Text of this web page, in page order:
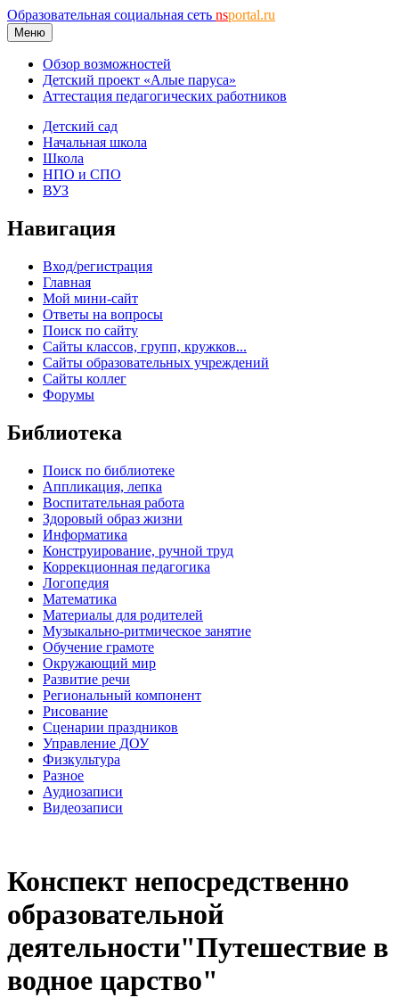
Образовательная социальная сеть nsportal.ru
Меню
Обзор возможностей
Детский проект «Алые паруса»
Аттестация педагогических работников
Детский сад
Начальная школа
Школа
НПО и СПО
ВУЗ
Навигация
Вход/регистрация
Главная
Мой мини-сайт
Ответы на вопросы
Поиск по сайту
Сайты классов, групп, кружков...
Сайты образовательных учреждений
Сайты коллег
Форумы
Библиотека
Поиск по библиотеке
Аппликация, лепка
Воспитательная работа
Здоровый образ жизни
Информатика
Конструирование, ручной труд
Коррекционная педагогика
Логопедия
Математика
Материалы для родителей
Музыкально-ритмическое занятие
Обучение грамоте
Окружающий мир
Развитие речи
Региональный компонент
Рисование
Сценарии праздников
Управление ДОУ
Физкультура
Разное
Аудиозаписи
Видеозаписи
Конспект непосредственно
образовательной
деятельности"Путешествие в
водное царство"